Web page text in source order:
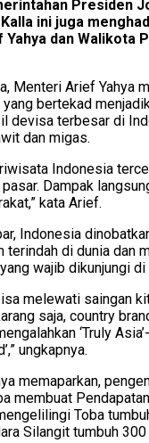
Presiden
ini juga
dan Walikota
Menteri Arief Yahya
bertekad
devisa terbesar di
dan migas.
Indonesia
Dampak
kata Arief.
Indonesia
terindah di dunia dan
wajib dikunjungi di
melewati saingan
saja, country
‘Truly
ungkapnya.
memaparkan,
membuat
Toba
Silangit tumbuh 300